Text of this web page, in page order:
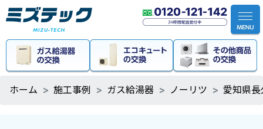
ホーム 施工事例 ガス給湯器 ノーリツ 愛知県